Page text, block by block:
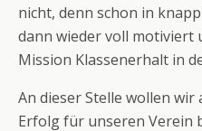
nicht, denn schon in
dann wieder voll motiviert
Mission Klassenerhalt in
An dieser Stelle wollen wir
Erfolg für unseren Verein